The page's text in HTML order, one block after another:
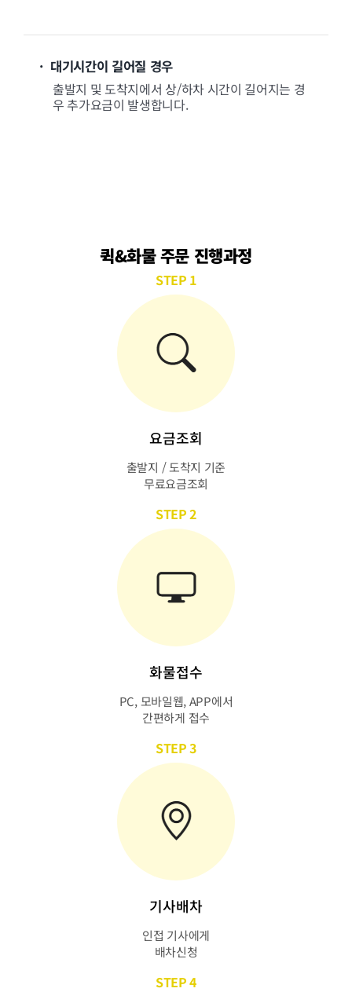
· 대기시간이 길어질 경우
출발지 및 도착지에서 상/하차 시간이 길어지는 경
우 추가요금이 발생합니다.
퀵&화물 주문 진행과정
STEP 1
요금조회
출발지 / 도착지 기준
무료요금조회
STEP 2
화물접수
PC, 모바일웹, APP에서
간편하게 접수
STEP 3
기사배차
인접 기사에게
배차신청
STEP 4